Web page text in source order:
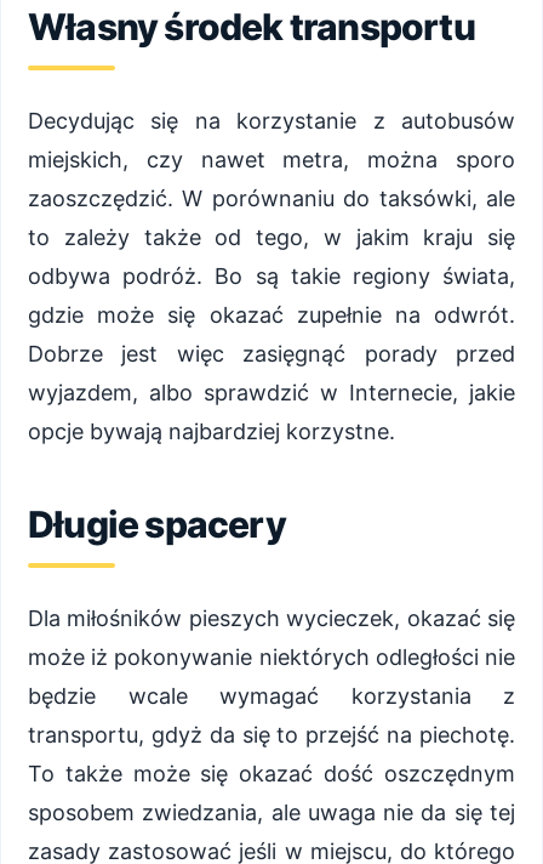
Własny środek transportu
Decydując się na korzystanie z autobusów
miejskich, czy nawet metra, można sporo
zaoszczędzić. W porównaniu do taksówki, ale
to zależy także od tego, w jakim kraju się
odbywa podróż. Bo są takie regiony świata,
gdzie może się okazać zupełnie na odwrót.
Dobrze jest więc zasięgnąć porady przed
wyjazdem, albo sprawdzić w Internecie, jakie
opcje bywają najbardziej korzystne.
Długie spacery
Dla miłośników pieszych wycieczek, okazać się
może iż pokonywanie niektórych odległości nie
będzie wcale wymagać korzystania z
transportu, gdyż da się to przejść na piechotę.
To także może się okazać dość oszczędnym
sposobem zwiedzania, ale uwaga nie da się tej
zasady zastosować jeśli w miejscu, do którego